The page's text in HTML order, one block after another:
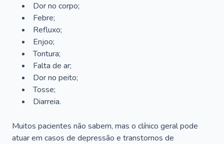
Dor no corpo;
Febre;
Refluxo;
Enjoo;
Tontura;
Falta de ar;
Dor no peito;
Tosse;
Diarreia.
Muitos pacientes não sabem, mas o clínico geral pode
atuar em casos de depressão e transtornos de